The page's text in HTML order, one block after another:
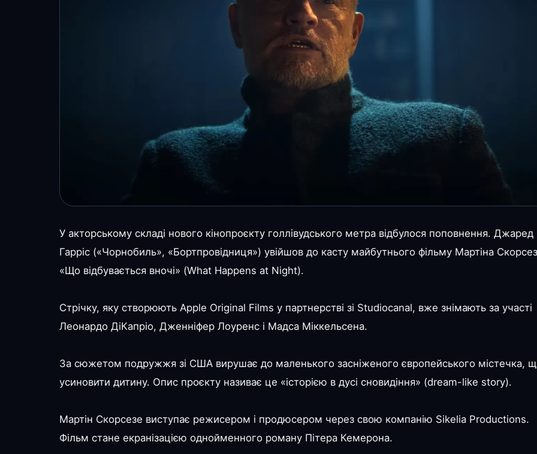
У акторському складі нового кінопроєкту голлівудського метра відбулося поповнення. Джаред
Гарріс («Чорнобиль», «Бортпровідниця») увійшов до касту майбутнього фільму Мартіна
«Що відбувається вночі» (What Happens at Night).
Стрічку, яку створюють Apple Original Films у партнерстві зі Studiocanal, вже знімають за участі
Леонардо ДіКапріо, Дженніфер Лоуренс і Мадса Міккельсена.
За сюжетом подружжя зі США вирушає до маленького засніженого європейського містечка,
усиновити дитину. Опис проєкту називає це «історією в дусі сновидіння» (dream-like story).
Мартін Скорсезе виступає режисером і продюсером через свою компанію Sikelia Productions.
Фільм стане екранізацією однойменного роману Пітера Кемерона.